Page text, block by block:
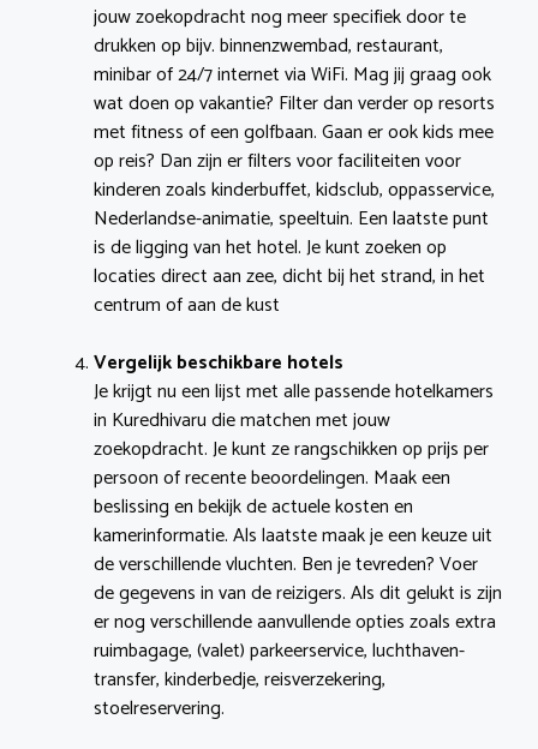
jouw zoekopdracht nog meer specifiek door te
drukken op bijv. binnenzwembad, restaurant,
minibar of 24/7 internet via WiFi. Mag jij graag ook
wat doen op vakantie? Filter dan verder op resorts
met fitness of een golfbaan. Gaan er ook kids mee
op reis? Dan zijn er filters voor faciliteiten voor
kinderen zoals kinderbuffet, kidsclub, oppasservice,
Nederlandse-animatie, speeltuin. Een laatste punt
is de ligging van het hotel. Je kunt zoeken op
locaties direct aan zee, dicht bij het strand, in het
centrum of aan de kust
Vergelijk beschikbare hotels
Je krijgt nu een lijst met alle passende hotelkamers
in Kuredhivaru die matchen met jouw
zoekopdracht. Je kunt ze rangschikken op prijs per
persoon of recente beoordelingen. Maak een
beslissing en bekijk de actuele kosten en
kamerinformatie. Als laatste maak je een keuze uit
de verschillende vluchten. Ben je tevreden? Voer
de gegevens in van de reizigers. Als dit gelukt is zijn
er nog verschillende aanvullende opties zoals extra
ruimbagage, (valet) parkeerservice, luchthaven-
transfer, kinderbedje, reisverzekering,
stoelreservering.